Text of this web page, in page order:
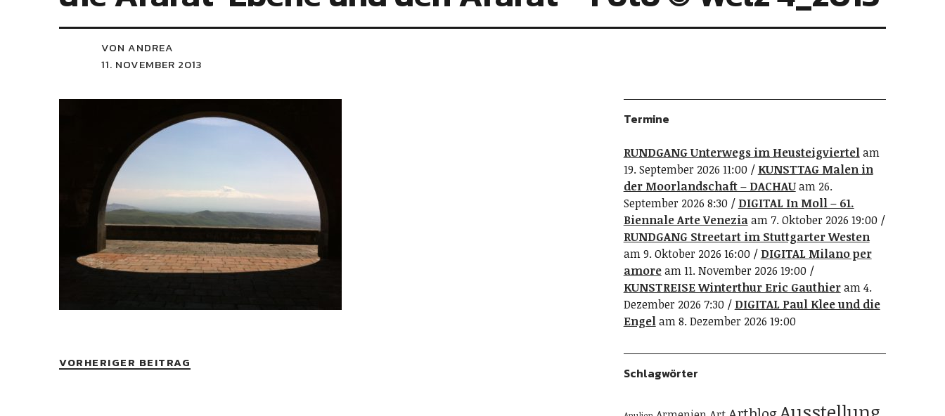
VON ANDREA
11. NOVEMBER 2013
VORHERIGER BEITRAG
Termine
RUNDGANG Unterwegs im Heusteigviertelam
19. September 2026 11:00
KUNSTTAG Malen in
der Moorlandschaft – DACHAUam 26.
September 2026 8:30
DIGITAL In Moll – 61.
Biennale Arte Veneziaam 7. Oktober 2026 19:00
RUNDGANG Streetart im Stuttgarter Westen
am 9. Oktober 2026 16:00
DIGITAL Milano per
amoream 11. November 2026 19:00
KUNSTREISE Winterthur Eric Gauthieram 4.
Dezember 2026 7:30
DIGITAL Paul Klee und die
Engelam 8. Dezember 2026 19:00
Schlagwörter